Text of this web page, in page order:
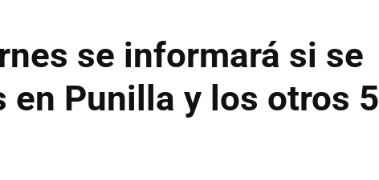
se informará si se
Punilla y los otros 5